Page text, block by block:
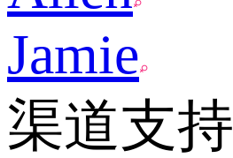
Jamie
渠道支持